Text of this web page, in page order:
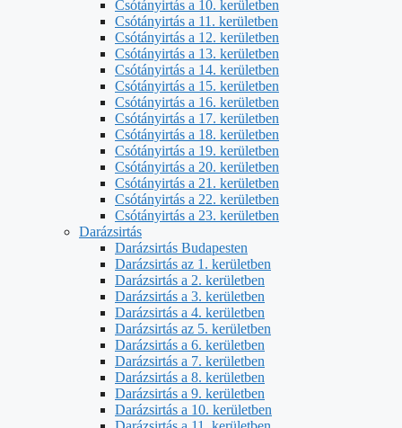
Csótányirtás a 10. kerületben
Csótányirtás a 11. kerületben
Csótányirtás a 12. kerületben
Csótányirtás a 13. kerületben
Csótányirtás a 14. kerületben
Csótányirtás a 15. kerületben
Csótányirtás a 16. kerületben
Csótányirtás a 17. kerületben
Csótányirtás a 18. kerületben
Csótányirtás a 19. kerületben
Csótányirtás a 20. kerületben
Csótányirtás a 21. kerületben
Csótányirtás a 22. kerületben
Csótányirtás a 23. kerületben
Darázsirtás
Darázsirtás Budapesten
Darázsirtás az 1. kerületben
Darázsirtás a 2. kerületben
Darázsirtás a 3. kerületben
Darázsirtás a 4. kerületben
Darázsirtás az 5. kerületben
Darázsirtás a 6. kerületben
Darázsirtás a 7. kerületben
Darázsirtás a 8. kerületben
Darázsirtás a 9. kerületben
Darázsirtás a 10. kerületben